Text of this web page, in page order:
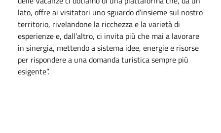
lato, offre ai visitatori uno sguardo d’insieme sul nostro
territorio, rivelandone la ricchezza e la varietà di
esperienze e, dall’altro, ci invita più che mai a lavorare
in sinergia, mettendo a sistema idee, energie e risorse
per rispondere a una domanda turistica sempre più
esigente”.